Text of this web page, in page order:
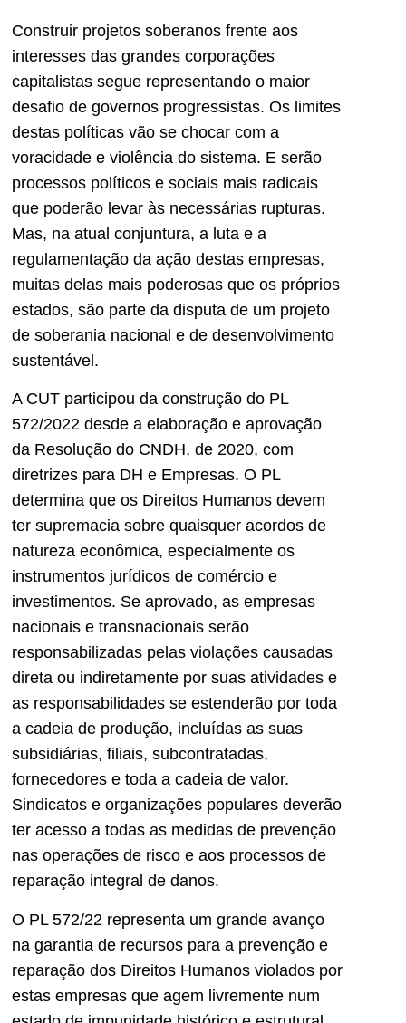
Construir projetos soberanos frente aos
interesses das grandes corporações
capitalistas segue representando o maior
desafio de governos progressistas. Os limites
destas políticas vão se chocar com a
voracidade e violência do sistema. E serão
processos políticos e sociais mais radicais
que poderão levar às necessárias rupturas.
Mas, na atual conjuntura, a luta e a
regulamentação da ação destas empresas,
muitas delas mais poderosas que os próprios
estados, são parte da disputa de um projeto
de soberania nacional e de desenvolvimento
sustentável.
A CUT participou da construção do PL
572/2022 desde a elaboração e aprovação
da Resolução do CNDH, de 2020, com
diretrizes para DH e Empresas. O PL
determina que os Direitos Humanos devem
ter supremacia sobre quaisquer acordos de
natureza econômica, especialmente os
instrumentos jurídicos de comércio e
investimentos. Se aprovado, as empresas
nacionais e transnacionais serão
responsabilizadas pelas violações causadas
direta ou indiretamente por suas atividades e
as responsabilidades se estenderão por toda
a cadeia de produção, incluídas as suas
subsidiárias, filiais, subcontratadas,
fornecedores e toda a cadeia de valor.
Sindicatos e organizações populares deverão
ter acesso a todas as medidas de prevenção
nas operações de risco e aos processos de
reparação integral de danos.
O PL 572/22 representa um grande avanço
na garantia de recursos para a prevenção e
reparação dos Direitos Humanos violados por
estas empresas que agem livremente num